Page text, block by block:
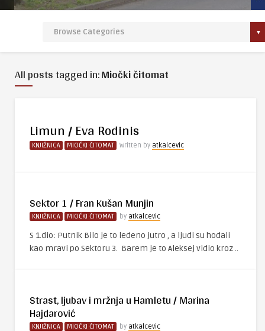
All posts tagged in:Miočki čitomat
Limun / Eva Rodinis
KNJIŽNICA MIOČKI ČITOMAT Written by atkalcevic
Sektor 1 / Fran Kušan Munjin
KNJIŽNICA MIOČKI ČITOMAT by atkalcevic
S 1.dio: Putnik Bilo je to ledeno jutro , a ljudi su hodali
kao mravi po Sektoru 3. Barem je to Aleksej vidio kroz ..
Strast, ljubav i mržnja u Hamletu / Marina
Hajdarović
KNJIŽNICA MIOČKI ČITOMAT by atkalcevic